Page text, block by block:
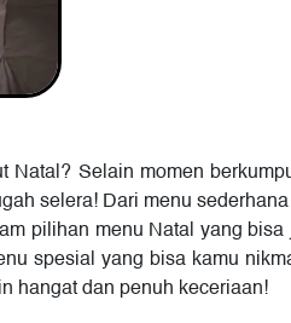
Selain momen
selera! Dari menu
pilihan menu Natal yang
spesial yang bisa kamu
hangat dan penuh keceriaan!